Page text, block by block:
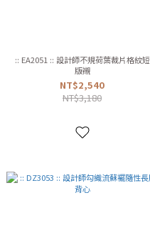
:: EA2051 :: 設計師不規荷葉裁片格紋短
版襯
NT$2,540
NT$3,180